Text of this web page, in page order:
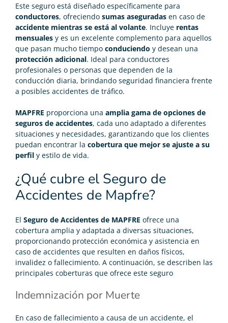
Este seguro está diseñado específicamente para
conductores, ofreciendo sumas aseguradas en caso de
accidente mientras se está al volante. Incluye rentas
mensuales y es un excelente complemento para aquellos
que pasan mucho tiempo conduciendo y desean una
protección adicional. Ideal para conductores
profesionales o personas que dependen de la
conducción diaria, brindando seguridad financiera frente
a posibles accidentes de tráfico.
MAPFRE proporciona una amplia gama de opciones de
seguros de accidentes, cada uno adaptado a diferentes
situaciones y necesidades, garantizando que los clientes
puedan encontrar la cobertura que mejor se ajuste a su
perfil y estilo de vida.
¿Qué cubre el Seguro de
Accidentes de Mapfre?
El Seguro de Accidentes de MAPFRE ofrece una
cobertura amplia y adaptada a diversas situaciones,
proporcionando protección económica y asistencia en
caso de accidentes que resulten en daños físicos,
invalidez o fallecimiento. A continuación, se describen las
principales coberturas que ofrece este seguro
Indemnización por Muerte
En caso de fallecimiento a causa de un accidente, el